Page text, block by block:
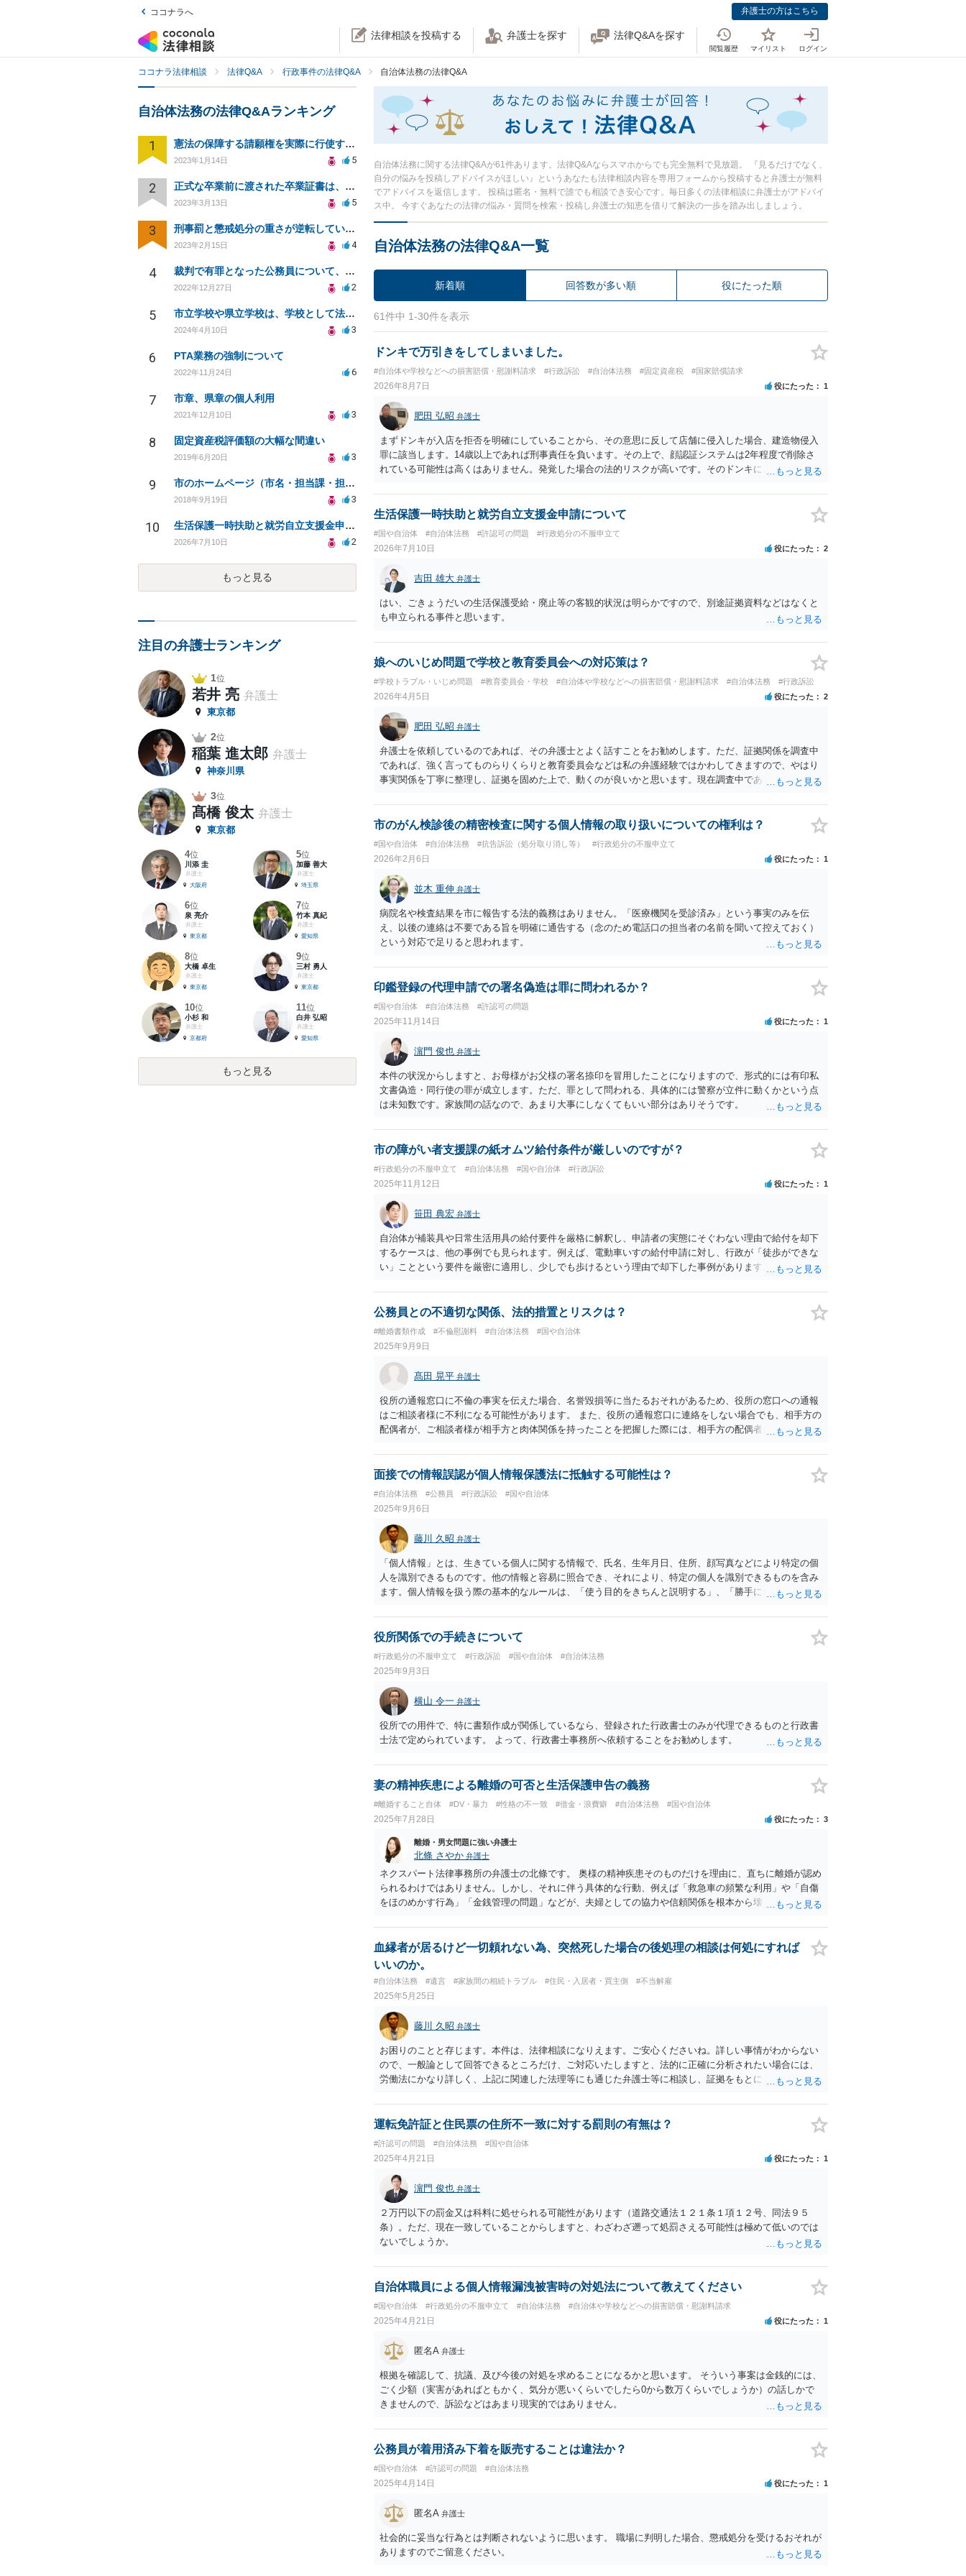
ココナラへ 弁護士の方はこちら
法律相談を投稿する 弁護士を探す 法律Q&Aを探す
閲覧履歴 マイリスト ログイン
ココナラ法律相談 法律Q&A 行政事件の法律Q&A 自治体法務の法律Q&A
自治体法務に関する法律Q&Aが61件あります。法律Q&Aならスマホからでも完全無料で見放題。 『見るだけでなく、
自分の悩みを投稿しアドバイスがほしい』というあなたも法律相談内容を専用フォームから投稿すると弁護士が無料
でアドバイスを返信します。 投稿は匿名・無料で誰でも相談でき安心です。毎日多くの法律相談に弁護士がアドバイ
ス中。 今すぐあなたの法律の悩み・質問を検索・投稿し弁護士の知恵を借りて解決の一歩を踏み出しましょう。
自治体法務の法律Q&A一覧
新着順 回答数が多い順 役にたった順
61件中 1-30件を表示
ドンキで万引きをしてしまいました。
#自治体や学校などへの損害賠償・慰謝料請求 #行政訴訟 #自治体法務 #固定資産税 #国家賠償請求
2026年8月7日 役にたった 1
肥田 弘昭 弁護士
まずドンキが入店を拒否を明確にしていることから、その意思に反して店舗に侵入した場合、建造物侵入
罪に該当します。14歳以上であれば刑事責任を負います。その上で、顔認証システムは2年程度で削除さ
れている可能性は高くはありません。発覚した場合の法的リスクが高いです。そのドンキにどうしても行
います。ご参考にしてください。
生活保護一時扶助と就労自立支援金申請について
#国や自治体 #自治体法務 #許認可の問題 #行政処分の不服申立て
2026年7月10日 役にたった 2
吉田 雄大 弁護士
はい、ごきょうだいの生活保護受給・廃止等の客観的状況は明らかですので、別途証拠資料などはなくと
も申立られる事件と思います。
娘へのいじめ問題で学校と教育委員会への対応策は？
#学校トラブル・いじめ問題 #教育委員会・学校 #自治体や学校などへの損害賠償・慰謝料請求 #自治体法務 #行政訴訟
2026年4月5日 役にたった 2
肥田 弘昭 弁護士
弁護士を依頼しているのであれば、その弁護士とよく話すことをお勧めします。ただ、証拠関係を調査中
であれば、強く言ってものらりくらりと教育委員会などは私の弁護経験ではかわしてきますので、やはり
事実関係を丁寧に整理し、証拠を固めた上で、動くのが良いかと思います。現在調査中であれば、調査終
市のがん検診後の精密検査に関する個人情報の取り扱いについての権利は？
#国や自治体 #自治体法務 #抗告訴訟（処分取り消し等） #行政処分の不服申立て
2026年2月6日 役にたった 1
並木 重伸 弁護士
病院名や検査結果を市に報告する法的義務はありません。「医療機関を受診済み」という事実のみを伝
え、以後の連絡は不要である旨を明確に通告する（念のため電話口の担当者の名前を聞いて控えておく）
という対応で足りると思われます。
印鑑登録の代理申請での署名偽造は罪に問われるか？
#国や自治体 #自治体法務 #許認可の問題
2025年11月14日 役にたった 1
濵門 俊也 弁護士
本件の状況からしますと、お母様がお父様の署名捺印を冒用したことになりますので、形式的には有印私
文書偽造・同行使の罪が成立します。ただ、罪として問われる、具体的には警察が立件に動くかという点
は未知数です。家族間の話なので、あまり大事にしなくてもいい部分はありそうです。
市の障がい者支援課の紙オムツ給付条件が厳しいのですが？
#行政処分の不服申立て #自治体法務 #国や自治体 #行政訴訟
2025年11月12日 役にたった 1
笹田 典宏 弁護士
自治体が補装具や日常生活用具の給付要件を厳格に解釈し、申請者の実態にそぐわない理由で給付を却下
するケースは、他の事例でも見られます。例えば、電動車いすの給付申請に対し、行政が「徒歩ができな
い」ことという要件を厳密に適用し、少しでも歩けるという理由で却下した事例があります。しかし、こ
れるべきであるとされています。ご相談のケースも、おむつが不可欠な日常生活の実態があるにもかかわ
らず、「脳原性運動機能障害」という特定の診断名がないことのみを理由に不給付とするのは、同様に形
が厳格に求められることがありますが、裁判例の中には、必ずしも要件通りの診断書がなくても、提出さ
れた他の客観的な資料を総合的に判断し、給付を認めたものがあります。ご相談のケースでも、医師の意
見書に加えて、ご自身の日常生活の状況を記録したものなど、おむつの必要性を裏付ける資料を揃え、形
式的な要件だけでなく、障害の実態に基づいた総合的な判断を市に求めていくことが考えられます。
公務員との不適切な関係、法的措置とリスクは？
#離婚書類作成 #不倫慰謝料 #自治体法務 #国や自治体
2025年9月9日
髙田 晃平 弁護士
役所の通報窓口に不倫の事実を伝えた場合、名誉毀損等に当たるおそれがあるため、役所の窓口への通報
はご相談者様に不利になる可能性があります。 また、役所の通報窓口に連絡をしない場合でも、相手方の
配偶者が、ご相談者様が相手方と肉体関係を持ったことを把握した際には、相手方の配偶者からご相談者
面接での情報誤認が個人情報保護法に抵触する可能性は？
#自治体法務 #公務員 #行政訴訟 #国や自治体
2025年9月6日
藤川 久昭 弁護士
「個人情報」とは、生きている個人に関する情報で、氏名、生年月日、住所、顔写真などにより特定の個
人を識別できるものです。他の情報と容易に照合でき、それにより、特定の個人を識別できるものを含み
ます。個人情報を扱う際の基本的なルールは、「使う目的をきちんと説明する」、「勝手に目的外に使わ
が、これらに該当するかどうか、証拠に基づいて、子細な分析と慎重な対応が必要です。どうしても不安
であれば、この手の問題に精通した弁護士等に、直接相談されるのが良いと思われます。良い解決になり
役所関係での手続きについて
#行政処分の不服申立て #行政訴訟 #国や自治体 #自治体法務
2025年9月3日
横山 令一 弁護士
役所での用件で、特に書類作成が関係しているなら、登録された行政書士のみが代理できるものと行政書
士法で定められています。 よって、行政書士事務所へ依頼することをお勧めします。
妻の精神疾患による離婚の可否と生活保護申告の義務
#離婚すること自体 #DV・暴力 #性格の不一致 #借金・浪費癖 #自治体法務 #国や自治体
2025年7月28日 役にたった 3
離婚・男女問題に強い弁護士
北條 さやか 弁護士
ネクスパート法律事務所の弁護士の北條です。 奥様の精神疾患そのものだけを理由に、直ちに離婚が認め
られるわけではありません。しかし、それに伴う具体的な行動、例えば「救急車の頻繁な利用」や「自傷
をほのめかす行為」「金銭管理の問題」などが、夫婦としての協力や信頼関係を根本から壊してしまい、
る可能性があります。これまでの経緯を具体的に記録しておくことが重要です。 まずはお二人での話し合
い（協議離婚）を目指しますが、状況からすると難しいかもしれません。その場合、家庭裁判所に「離婚
調停」を申し立てることが一般的な進め方となります。調停では、調停委員という第三者を交えて話し合
いを進めます。ここで合意できなければ、最終的には「離婚訴訟（裁判）」で裁判官に判断を委ねること
になります。 生活保護は「世帯単位」で受給するため、同じ世帯員であるあなたにも原則として不正受給
分の「返還義務が生じる可能性」があります。奥様が収入（叔母様からの援助）を申告していなかった場
合、世帯全体で不正に利益を得たと見なされることがあるためです。 ただし、あなたが「奥様と家計が完
全に別であり、 ご自身は奥様の金銭管理に一切関与できず、 その援助から利益も受けていなかった」 と
いった事情を具体的に説明できれば、 減額されることも考えられます。この問題を放置せず、正直に福祉
事務所のケースワーカーに事情を説明し、相談することが賢明です。
血縁者が居るけど一切頼れない為、突然死した場合の後処理の相談は何処にすれば
いいのか。
#自治体法務 #遺言 #家族間の相続トラブル #住民・入居者・買主側 #不当解雇
2025年5月25日
藤川 久昭 弁護士
お困りのことと存じます。本件は、法律相談になりえます。ご安心くださいね。詳しい事情がわからない
ので、一般論として回答できるところだけ、ご対応いたしますと、法的に正確に分析されたい場合には、
労働法にかなり詳しく、上記に関連した法理等にも通じた弁護士等に相談し、証拠をもとにしながら具体
らば、法的にきちんと解明するために、良い知恵を得るには必要だからです。良い解決になりますよう祈
念しております。
運転免許証と住民票の住所不一致に対する罰則の有無は？
#許認可の問題 #自治体法務 #国や自治体
2025年4月21日 役にたった 1
濵門 俊也 弁護士
２万円以下の罰金又は科料に処せられる可能性があります（道路交通法１２１条１項１２号、同法９５
条）。ただ、現在一致していることからしますと、わざわざ遡って処罰さえる可能性は極めて低いのでは
ないでしょうか。
自治体職員による個人情報漏洩被害時の対処法について教えてください
#国や自治体 #行政処分の不服申立て #自治体法務 #自治体や学校などへの損害賠償・慰謝料請求
2025年4月21日 役にたった 1
匿名A 弁護士
根拠を確認して、抗議、及び今後の対処を求めることになるかと思います。 そういう事案は金銭的には、
ごく少額（実害があればともかく、気分が悪いくらいでしたら0から数万くらいでしょうか）の話しかで
きませんので、訴訟などはあまり現実的ではありません。
公務員が着用済み下着を販売することは違法か？
#国や自治体 #許認可の問題 #自治体法務
2025年4月14日 役にたった 1
匿名A 弁護士
社会的に妥当な行為とは判断されないように思います。 職場に判明した場合、懲戒処分を受けるおそれが
ありますのでご留意ください。
自治体法務の法律Q&Aランキング
1 憲法の保障する請願権を実際に行使するには、具体的にはどのような手続きを踏めばよいのですか？
2023年1月14日 5
2 正式な卒業前に渡された卒業証書は、卒業までは法的意義ある？卒業証書授与後に卒業撤回されたらどうなる？
2023年3月13日 5
3 刑事罰と懲戒処分の重さが逆転している場合、法的には、どちらのが罪が〝重い〟ということになるのか？
2023年2月15日 4
4 裁判で有罪となった公務員について、所属庁が独自審理により「無実なので不処分」との判断を下す事は可能？
2022年12月27日 2
5 市立学校や県立学校は、学校として法人格を有しているのですか？
2024年4月10日 3
6 PTA業務の強制について
2022年11月24日 6
7 市章、県章の個人利用
2021年12月10日 3
8 固定資産税評価額の大幅な間違い
2019年6月20日 3
9 市のホームページ（市名・担当課・担当職名あり。）での虚偽公文書作成罪の告訴時効は７年か
2018年9月19日 3
10 生活保護一時扶助と就労自立支援金申請について
2026年7月10日 2
もっと見る
注目の弁護士ランキング
1位
若井 亮 弁護士
東京都
2位
稲葉 進太郎 弁護士
神奈川県
3位
髙橋 俊太 弁護士
東京都
4位
川添 圭
弁護士
大阪府
5位
加藤 善大
弁護士
埼玉県
6位
泉 亮介
弁護士
東京都
7位
竹本 真紀
弁護士
愛知県
8位
大橋 卓生
弁護士
東京都
9位
三村 勇人
弁護士
東京都
10位
小杉 和
弁護士
京都府
11位
白井 弘昭
弁護士
愛知県
もっと見る